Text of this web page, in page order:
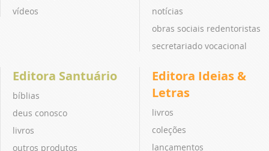
vídeos
notícias
obras sociais redentoristas
secretariado vocacional
Editora Santuário
bíblias
deus conosco
livros
outros produtos
Editora Ideias &
Letras
livros
coleções
lançamentos